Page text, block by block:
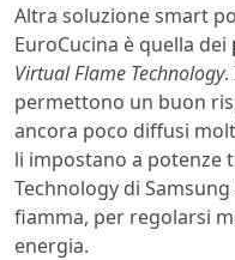
Altra soluzione smart
EuroCucina è quella dei
Virtual Flame Technology.
permettono un buon
ancora poco diffusi
li impostano a potenze
Technology di
fiamma, per regolarsi
energia.